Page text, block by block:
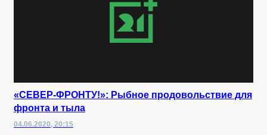
«СЕВЕР-ФРОНТУ!»: Рыбное продовольствие для
фронта и тыла
04.06.2020, 20:15